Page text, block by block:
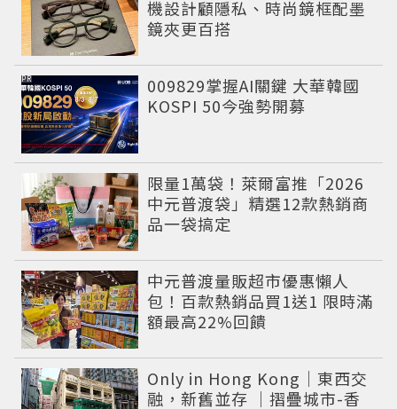
機設計顧隱私、時尚鏡框配墨
鏡夾更百搭
009829掌握AI關鍵 大華韓國
KOSPI 50今強勢開募
PR
限量1萬袋！萊爾富推「2026
中元普渡袋」精選12款熱銷商
品一袋搞定
中元普渡量販超市優惠懶人
包！百款熱銷品買1送1 限時滿
額最高22%回饋
Only in Hong Kong｜東西交
融，新舊並存 ｜摺疊城市-香